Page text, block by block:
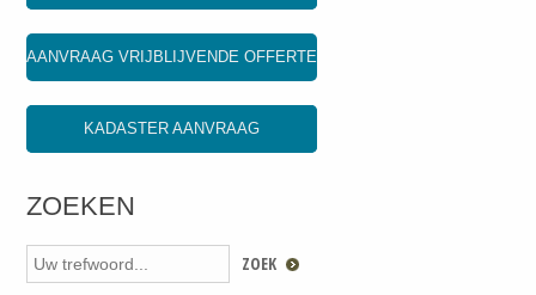
AANVRAAG VRIJBLIJVENDE OFFERTE
KADASTER AANVRAAG
ZOEKEN